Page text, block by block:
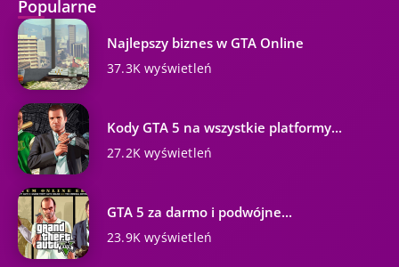
Popularne
Najlepszy biznes w GTA Online
37.3K wyświetleń
Kody GTA 5 na wszystkie platformy...
27.2K wyświetleń
GTA 5 za darmo i podwójne...
23.9K wyświetleń